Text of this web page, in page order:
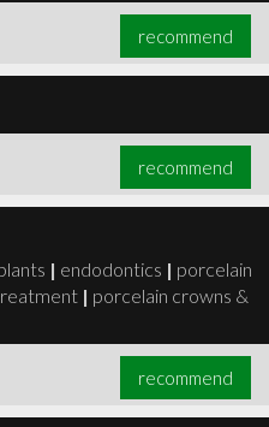
recommend
recommend
| endodontics | porcelain
| porcelain crowns &
recommend